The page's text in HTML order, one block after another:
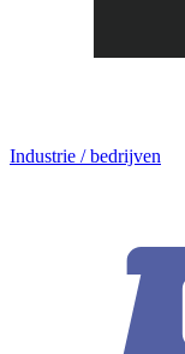
Industrie / bedrijven